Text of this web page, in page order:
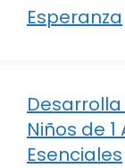
Esperanza
Niños de
Esenciales